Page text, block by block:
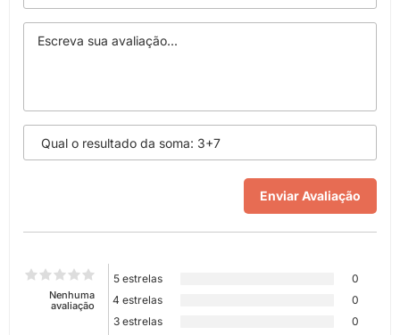
Nenhuma
avaliação
5 estrelas
0
4 estrelas
0
3 estrelas
0